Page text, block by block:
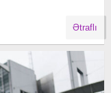
Ətraflı